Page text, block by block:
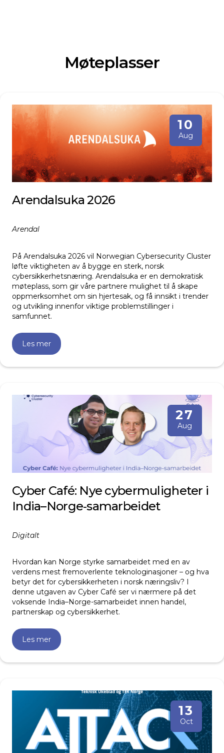
Møteplasser
10
Aug
Arendalsuka 2026
Arendal
På Arendalsuka 2026 vil Norwegian Cybersecurity Cluster
løfte viktigheten av å bygge en sterk, norsk
cybersikkerhetsnæring. Arendalsuka er en demokratisk
møteplass, som gir våre partnere mulighet til å skape
oppmerksomhet om sin hjertesak, og få innsikt i trender
og utvikling innenfor viktige problemstillinger i
samfunnet.
Les mer
27
Aug
Cyber Café: Nye cybermuligheter i
India–Norge‑samarbeidet
Digitalt
Hvordan kan Norge styrke samarbeidet med en av
verdens mest fremoverlente teknologinasjoner – og hva
betyr det for cybersikkerheten i norsk næringsliv? I
denne utgaven av Cyber Café ser vi nærmere på det
voksende India–Norge-samarbeidet innen handel,
partnerskap og cybersikkerhet.
Les mer
13
Oct